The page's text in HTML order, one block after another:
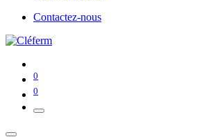
Contactez-nous
0
0